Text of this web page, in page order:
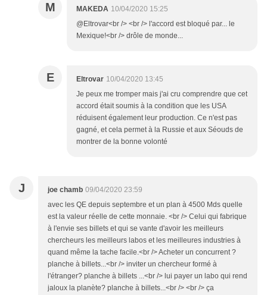
M MAKEDA 10/04/2020 15:25
@Eltrovar<br /> <br /> l'accord est bloqué par... le
Mexique!<br /> drôle de monde...
E Eltrovar 10/04/2020 13:45
Je peux me tromper mais j'ai cru comprendre que cet
accord était soumis à la condition que les USA
réduisent également leur production. Ce n'est pas
gagné, et cela permet à la Russie et aux Séouds de
montrer de la bonne volonté
J joe chamb 09/04/2020 23:59
avec les QE depuis septembre et un plan à 4500 Mds quelle
est la valeur réelle de cette monnaie. <br /> Celui qui fabrique
à l'envie ses billets et qui se vante d'avoir les meilleurs
chercheurs les meilleurs labos et les meilleures industries à
quand même la tache facile.<br /> Acheter un concurrent ?
planche à billets...<br /> inviter un chercheur formé à
l'étranger? planche à billets ...<br /> lui payer un labo qui rend
jaloux la planète? planche à billets...<br /> <br /> ça